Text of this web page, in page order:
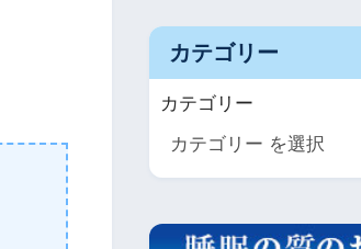
カテゴリー
カテゴリー